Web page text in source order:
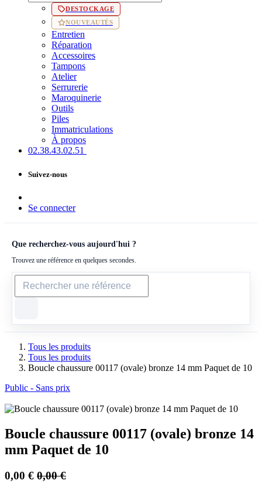
DESTOCKAGE
NOUVEAUTÉS
Entretien
Réparation
Accessoires
Tampons
Atelier
Serrurerie
Maroquinerie
Outils
Piles
Immatriculations
À propos
02.38.43​.02.51
Suivez-nous
Se connecter
Que recherchez-vous aujourd'hui ?
Trouvez une référence en quelques secondes.
Tous les produits
Tous les produits
Boucle chaussure 00117 (ovale) bronze 14 mm Paquet de 10
Public - Sans prix
Boucle chaussure 00117 (ovale) bronze 14
mm Paquet de 10
0,00 € 0,00€